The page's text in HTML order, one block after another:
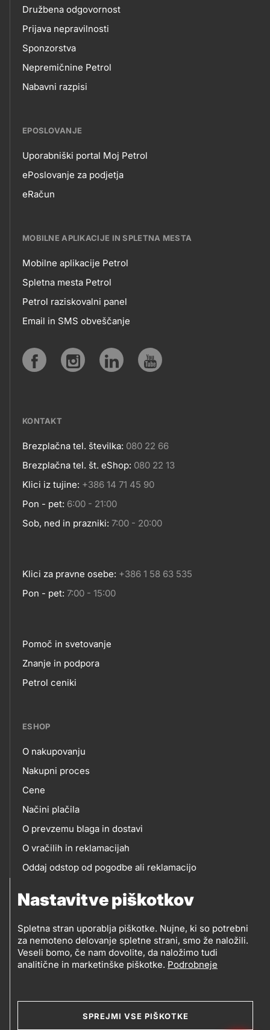
Nastavitve piškotkov
Spletna stran uporablja piškotke. Nujne, ki so potrebni
za nemoteno delovanje spletne strani, smo že naložili.
Veseli bomo, če nam dovolite, da naložimo tudi
analitične in marketinške piškotke. Podrobneje
SPREJMI VSE PIŠKOTKE
Družbena odgovornost
Prijava nepravilnosti
Sponzorstva
Nepremičnine Petrol
Nabavni razpisi
EPOSLOVANJE
EPOSLOVANJE
Uporabniški portal Moj Petrol
ePoslovanje za podjetja
eRačun
MOBILNE APLIKACIJE IN SPLETNA MESTA
MOBILNE
APLIKACIJE
SPLETNA
Mobilne aplikacije Petrol
Spletna mesta Petrol
Petrol raziskovalni panel
Email in SMS obveščanje
KONTAKT
Kontakt
Brezplačna tel. številka: 080 22 66
Brezplačna tel. št. eShop: 080 22 13
Klici iz tujine: +386 14 71 45 90
Pon - pet: 6:00 - 21:00
Sob, ned in prazniki: 7:00 - 20:00
Klici za pravne osebe: +386 1 58 63 535
Pon - pet: 7:00 - 15:00
Footer
links
Pomoč in svetovanje
Znanje in podpora
Petrol ceniki
ESHOP
eshop
O nakupovanju
Nakupni proces
Cene
Načini plačila
O prevzemu blaga in dostavi
O vračilih in reklamacijah
Oddaj odstop od pogodbe ali reklamacijo
(OEEO)
Varstvo zasebnosti in osebnih podatkov